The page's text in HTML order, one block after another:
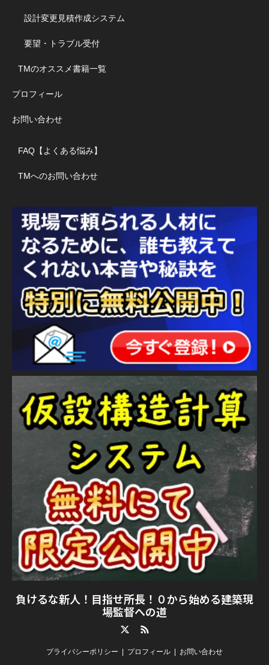
設計変更見積作成システム
要望・トラブル受付
TMのオススメ書籍一覧
プロフィール
お問い合わせ
FAQ【よくある悩み】
TMへのお問い合わせ
負けるな新人！目指せ所長！０から始める建築現
場監督への道
プライバシーポリシー プロフィール お問い合わせ